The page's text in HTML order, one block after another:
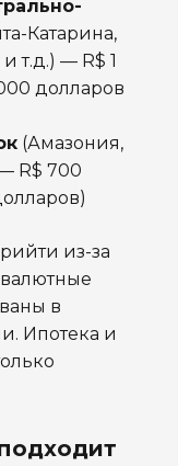
Катарина,
т.д.) — R$ 1
долларов
(Амазония,
R$ 700
из-за
в
Ипотека и